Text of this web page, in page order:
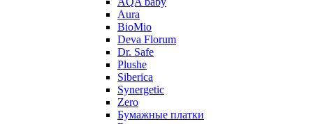
Aura
BioMio
Deva Florum
Dr. Safe
Plushe
Siberica
Synergetic
Zero
Бумажные платки